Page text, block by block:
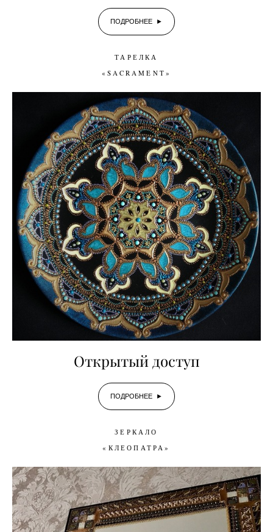
ПОДРОБНЕЕ ►
ТАРЕЛКА
«SACRAMENT»
Открытый доступ
ПОДРОБНЕЕ ►
ЗЕРКАЛО
«КЛЕОПАТРА»